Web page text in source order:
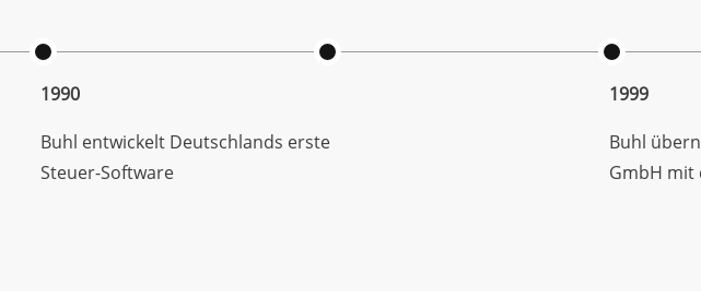
1990
Buhl entwickelt Deutschlands erste
Steuer-Software
1999
Buhl
GmbH mit